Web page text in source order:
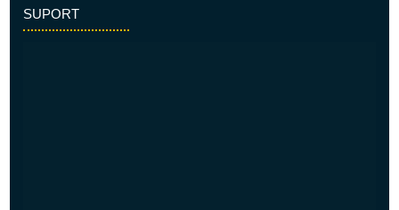
SUPORT